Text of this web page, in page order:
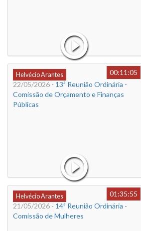
Helvécio Arantes
00:11:05
22/05/2026 - 13ª Reunião Ordinária -
Comissão de Orçamento e Finanças
Públicas
Helvécio Arantes
01:35:55
21/05/2026 - 14ª Reunião Ordinária -
Comissão de Mulheres